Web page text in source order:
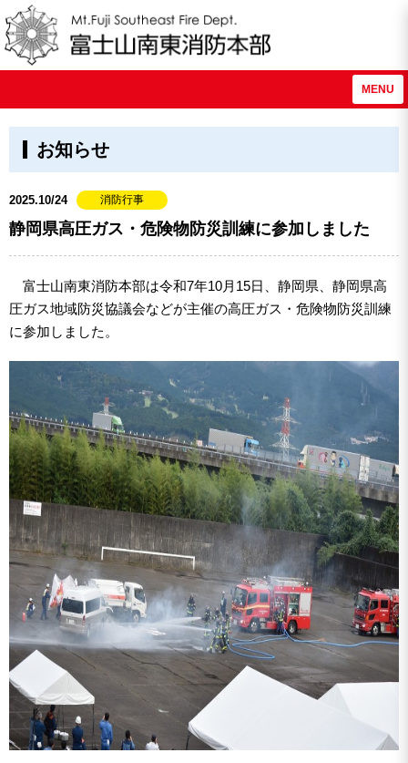
MENU
お知らせ
2025.10/24 消防行事
静岡県高圧ガス・危険物防災訓練に参加しました
富士山南東消防本部は令和7年10月15日、静岡県、静岡県高
圧ガス地域防災協議会などが主催の高圧ガス・危険物防災訓練
に参加しました。